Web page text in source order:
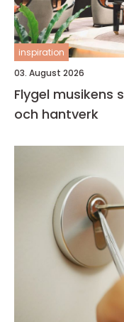
inspiration
03. August 2026
Flygel musikens starkaste symbol för uttryck
och hantverk